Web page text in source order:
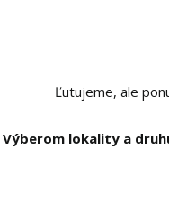
Ľutujeme, ale
Výberom lokality a